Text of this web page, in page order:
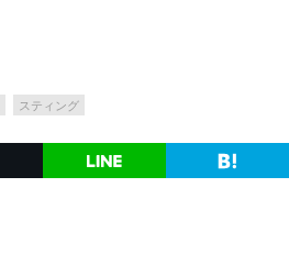
スティング